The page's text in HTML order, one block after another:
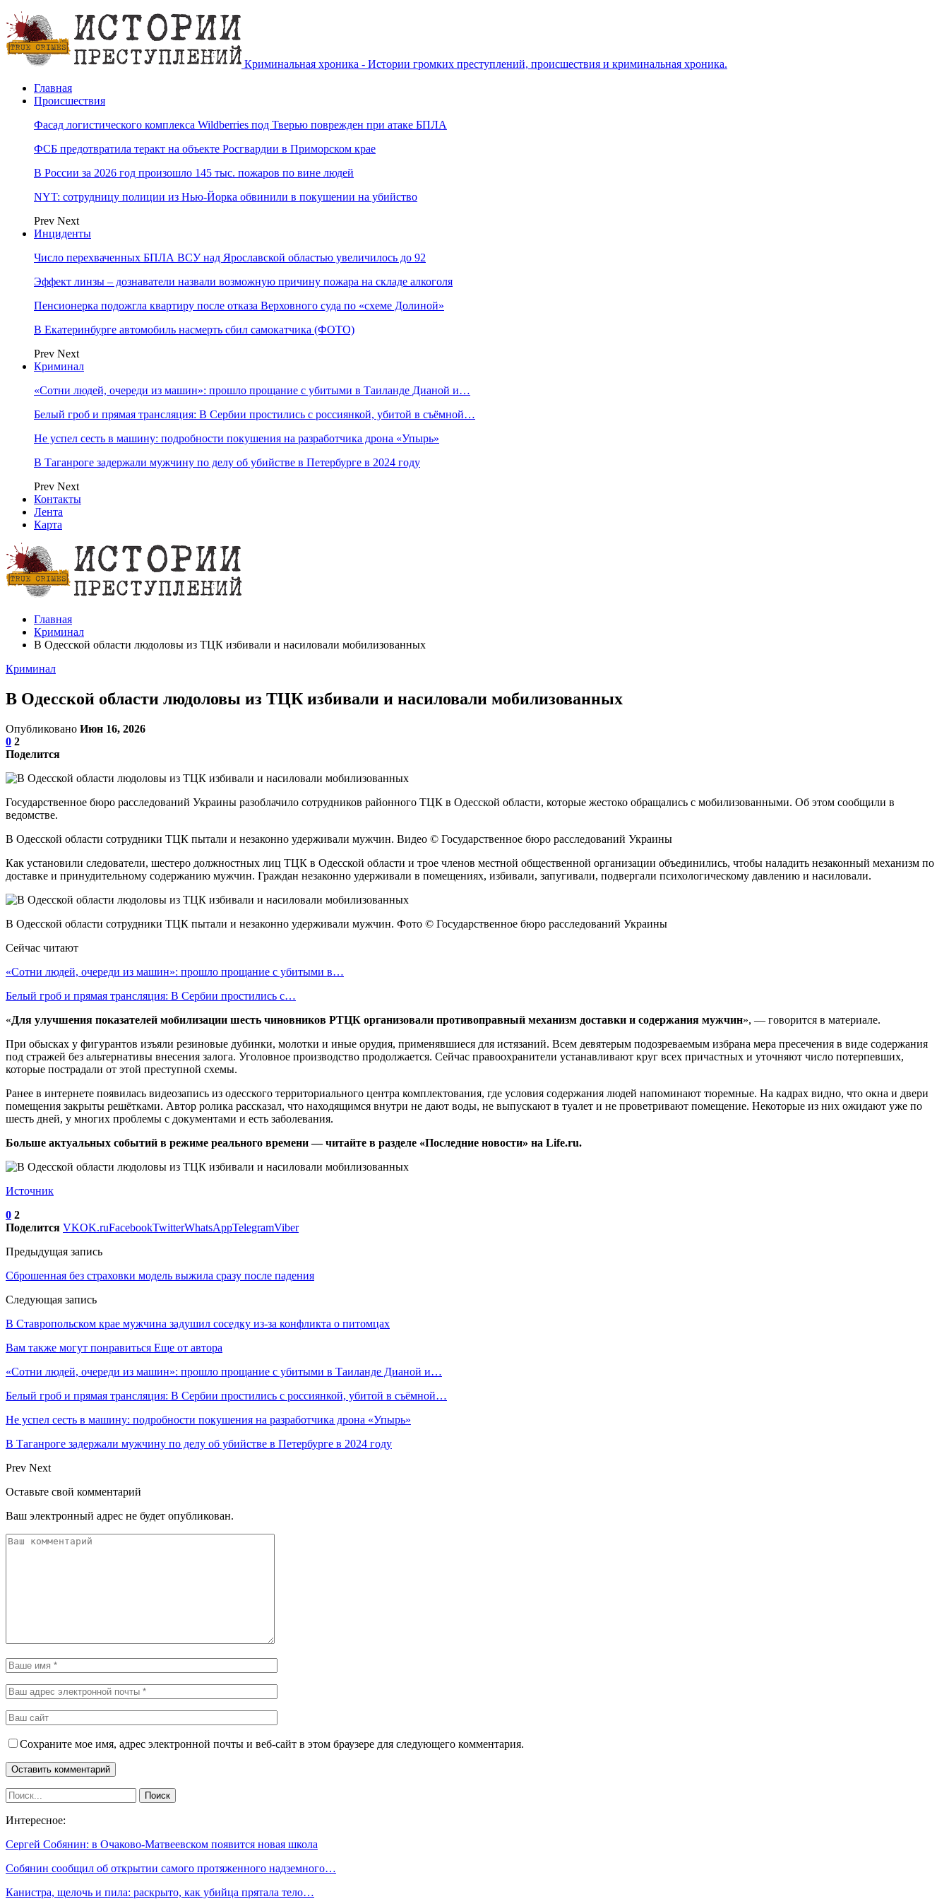
Криминальная хроника - Истории громких преступлений, происшествия и криминальная хроника.
Главная
Происшествия
Фасад логистического комплекса Wildberries под Тверью поврежден при атаке БПЛА
ФСБ предотвратила теракт на объекте Росгвардии в Приморском крае
В России за 2026 год произошло 145 тыс. пожаров по вине людей
NYT: сотрудницу полиции из Нью-Йорка обвинили в покушении на убийство
Prev Next
Инциденты
Число перехваченных БПЛА ВСУ над Ярославской областью увеличилось до 92
Эффект линзы – дознаватели назвали возможную причину пожара на складе алкоголя
Пенсионерка подожгла квартиру после отказа Верховного суда по «схеме Долиной»
В Екатеринбурге автомобиль насмерть сбил самокатчика (ФОТО)
Prev Next
Криминал
«Сотни людей, очереди из машин»: прошло прощание с убитыми в Таиланде Дианой и…
Белый гроб и прямая трансляция: В Сербии простились с россиянкой, убитой в съёмной…
Не успел сесть в машину: подробности покушения на разработчика дрона «Упырь»
В Таганроге задержали мужчину по делу об убийстве в Петербурге в 2024 году
Prev Next
Контакты
Лента
Карта
Главная
Криминал
В Одесской области людоловы из ТЦК избивали и насиловали мобилизованных
Криминал
В Одесской области людоловы из ТЦК избивали и насиловали мобилизованных
Опубликовано Июн 16, 2026
0 2
Поделится
Государственное бюро расследований Украины разоблачило сотрудников районного ТЦК в Одесской области, которые жестоко обращались с мобилизованными. Об этом сообщили в
ведомстве.
В Одесской области сотрудники ТЦК пытали и незаконно удерживали мужчин. Видео © Государственное бюро расследований Украины
Как установили следователи, шестеро должностных лиц ТЦК в Одесской области и трое членов местной общественной организации объединились, чтобы наладить незаконный механизм по
доставке и принудительному содержанию мужчин. Граждан незаконно удерживали в помещениях, избивали, запугивали, подвергали психологическому давлению и насиловали.
В Одесской области сотрудники ТЦК пытали и незаконно удерживали мужчин. Фото © Государственное бюро расследований Украины
Сейчас читают
«Сотни людей, очереди из машин»: прошло прощание с убитыми в…
Белый гроб и прямая трансляция: В Сербии простились с…
«Для улучшения показателей мобилизации шесть чиновников РТЦК организовали противоправный механизм доставки и содержания мужчин», — говорится в материале.
При обысках у фигурантов изъяли резиновые дубинки, молотки и иные орудия, применявшиеся для истязаний. Всем девятерым подозреваемым избрана мера пресечения в виде содержания
под стражей без альтернативы внесения залога. Уголовное производство продолжается. Сейчас правоохранители устанавливают круг всех причастных и уточняют число потерпевших,
которые пострадали от этой преступной схемы.
Ранее в интернете появилась видеозапись из одесского территориального центра комплектования, где условия содержания людей напоминают тюремные. На кадрах видно, что окна и двери
помещения закрыты решётками. Автор ролика рассказал, что находящимся внутри не дают воды, не выпускают в туалет и не проветривают помещение. Некоторые из них ожидают уже по
шесть дней, у многих проблемы с документами и есть заболевания.
Больше актуальных событий в режиме реального времени — читайте в разделе «Последние новости» на Life.ru.
Источник
0 2
Поделится VKOK.ruFacebookTwitterWhatsAppTelegramViber
Предыдущая запись
Сброшенная без страховки модель выжила сразу после падения
Следующая запись
В Ставропольском крае мужчина задушил соседку из-за конфликта о питомцах
Вам также могут понравиться Еще от автора
«Сотни людей, очереди из машин»: прошло прощание с убитыми в Таиланде Дианой и…
Белый гроб и прямая трансляция: В Сербии простились с россиянкой, убитой в съёмной…
Не успел сесть в машину: подробности покушения на разработчика дрона «Упырь»
В Таганроге задержали мужчину по делу об убийстве в Петербурге в 2024 году
Prev Next
Оставьте свой комментарий
Ваш электронный адрес не будет опубликован.
Сохраните мое имя, адрес электронной почты и веб-сайт в этом браузере для следующего комментария.
Интересное:
Сергей Собянин: в Очаково-Матвеевском появится новая школа
Собянин сообщил об открытии самого протяженного надземного…
Канистра, щелочь и пила: раскрыто, как убийца прятала тело…